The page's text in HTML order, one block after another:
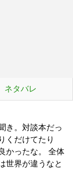
ネタバレ
き。対談本だっ
くだけてたり
かったな。 全体
世界が違うなと